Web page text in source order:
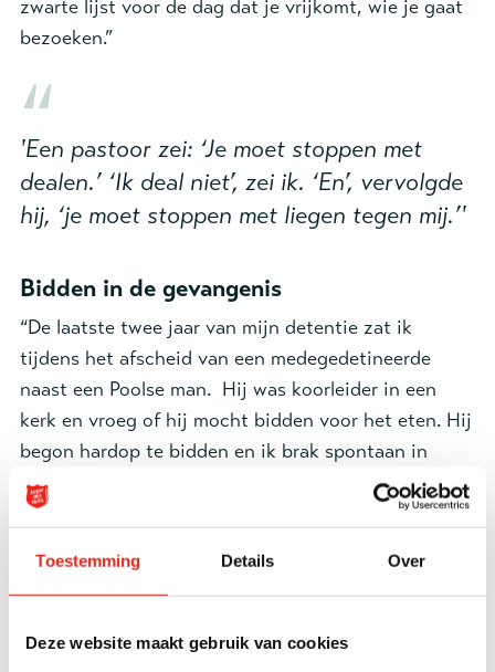
Toestemming Details Over
Deze website maakt gebruik van cookies
zwarte lijst voor de dag dat je vrijkomt, wie je gaat
bezoeken.”
'Een pastoor zei: ‘Je moet stoppen met
dealen.’ ‘Ik deal niet’, zei ik. ‘En’, vervolgde
hij, ‘je moet stoppen met liegen tegen mij.’'
Bidden in de gevangenis
“De laatste twee jaar van mijn detentie zat ik
tijdens het afscheid van een medegedetineerde
naast een Poolse man. Hij was koorleider in een
kerk en vroeg of hij mocht bidden voor het eten. Hij
begon hardop te bidden en ik brak spontaan in
vierhonderd stukjes. Geen idee hoe dat kwam, ik
werd gewoon aangeraakt. Het resultaat was dat ik
koor.’ Daar ontmoette ik een pastoor die zei: ‘Je
vervolgde hij, ‘je moet stoppen met liegen tegen